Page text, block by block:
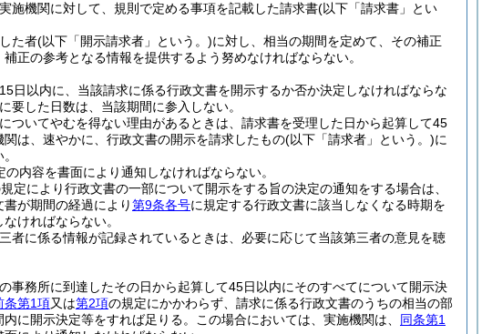
施機関に対して、規則で定める事項を記載した請求書(以下「請求書」とい
た者(以下「開示請求者」という。)に対し、相当の期間を定めて、その補正
正の参考となる情報を提供するよう努めなければならない。
日以内に、当該請求に係る行政文書を開示するか否か決定しなければならな
した日数は、当該期間に参入しない。
ついてやむを得ない理由があるときは、請求書を受理した日から起算して45
は、速やかに、行政文書の開示を請求したもの(以下「請求者」という。)に
内容を書面により通知しなければならない。
定により行政文書の一部について開示をする旨の決定の通知をする場合は、
が期間の経過により第9条各号に規定する行政文書に該当しなくなる時期を
ければならない。
に係る情報が記録されているときは、必要に応じて当該第三者の意見を聴
務所に到達したその日から起算して45日以内にそのすべてについて開示決
条第1項又は第2項の規定にかかわらず、請求に係る行政文書のうちの相当の部
に開示決定等をすれば足りる。
この場合においては、実施機関は、 同条第1